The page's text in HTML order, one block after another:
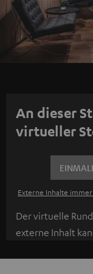
An dieser
virtueller
Externe Inhalte
Der virtuelle
externe Inhalt